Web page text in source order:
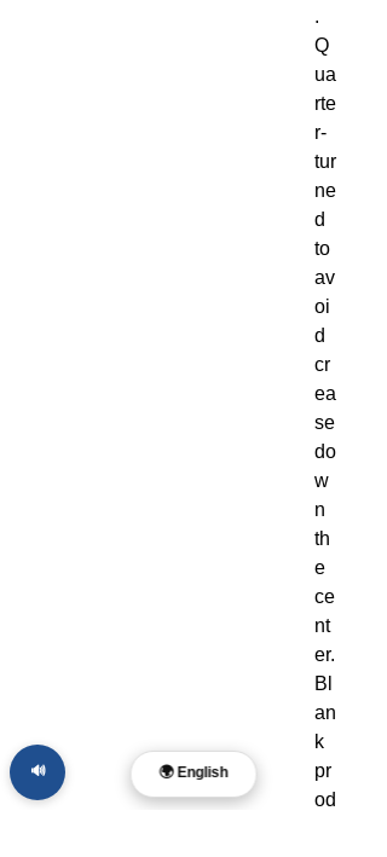
.
Q
ua
rte
r-
tur
ne
d
to
av
oi
d
cr
ea
se
do
w
n
th
e
ce
nt
er.
Bl
an
k
pr
od
🌍 English
🔊